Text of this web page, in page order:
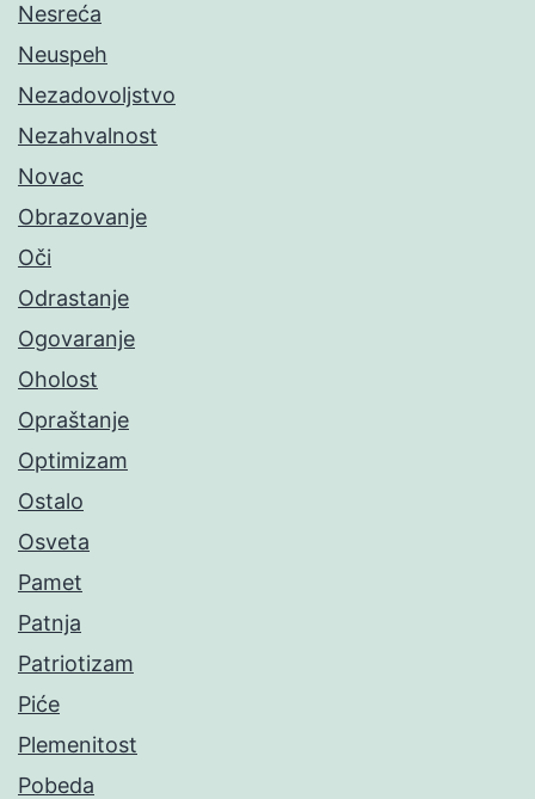
Nesreća
Neuspeh
Nezadovoljstvo
Nezahvalnost
Novac
Obrazovanje
Oči
Odrastanje
Ogovaranje
Oholost
Opraštanje
Optimizam
Ostalo
Osveta
Pamet
Patnja
Patriotizam
Piće
Plemenitost
Pobeda